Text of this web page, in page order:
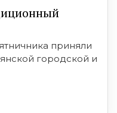
приняли
городской и